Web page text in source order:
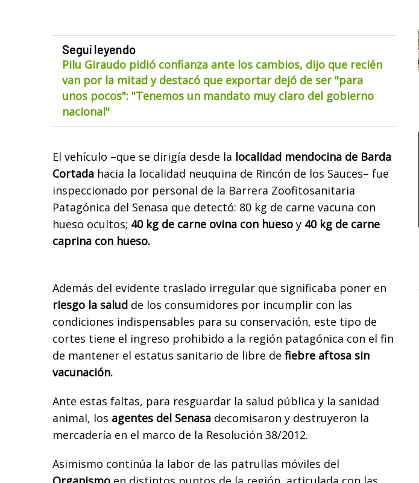
Seguí leyendo
Pilu Giraudo pidió confianza ante los cambios, dijo que recién
van por la mitad y destacó que exportar dejó de ser "para
unos pocos": "Tenemos un mandato muy claro del gobierno
nacional"
El vehículo –que se dirigía desde la localidad mendocina de Barda
Cortada hacia la localidad neuquina de Rincón de los Sauces– fue
inspeccionado por personal de la Barrera Zoofitosanitaria
Patagónica del Senasa que detectó: 80 kg de carne vacuna con
hueso ocultos; 40 kg de carne ovina con hueso y 40 kg de carne
caprina con hueso.
Además del evidente traslado irregular que significaba poner en
riesgo la salud de los consumidores por incumplir con las
condiciones indispensables para su conservación, este tipo de
cortes tiene el ingreso prohibido a la región patagónica con el fin
de mantener el estatus sanitario de libre de fiebre aftosa sin
vacunación.
Ante estas faltas, para resguardar la salud pública y la sanidad
animal, los agentes del Senasa decomisaron y destruyeron la
mercadería en el marco de la Resolución 38/2012.
Asimismo continúa la labor de las patrullas móviles del